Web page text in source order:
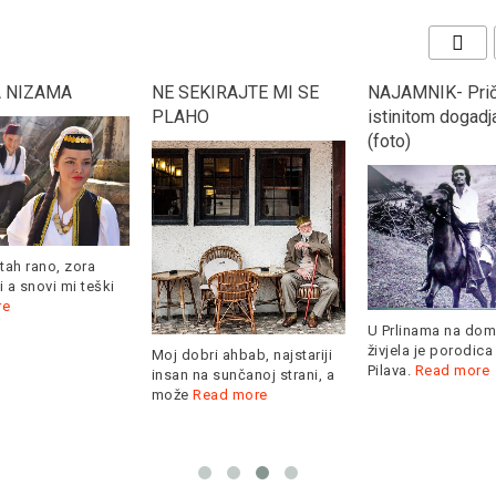
MI SE
NAJAMNIK- Priča prema
istinitom dogadjaju…
(foto)
U Prlinama na domak Akova
živjela je porodica Raifa
Pilava.Read more
SABAHZORSKA
Ima l' šta ljepše
sabahzorskih
odškrineš pendžer,